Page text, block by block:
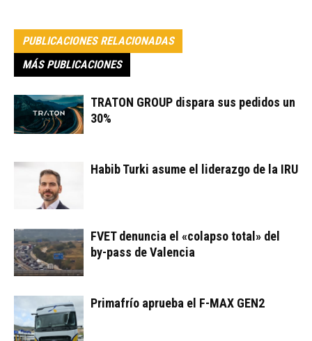
PUBLICACIONES RELACIONADAS
MÁS PUBLICACIONES
TRATON GROUP dispara sus pedidos un
30%
Habib Turki asume el liderazgo de la IRU
FVET denuncia el «colapso total» del
by-pass de Valencia
Primafrío aprueba el F-MAX GEN2